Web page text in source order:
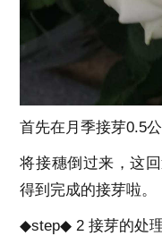
首先在月季接芽0.5
将接穗倒过来，这
得到完成的接芽啦。
◆step◆ 2 接芽的处